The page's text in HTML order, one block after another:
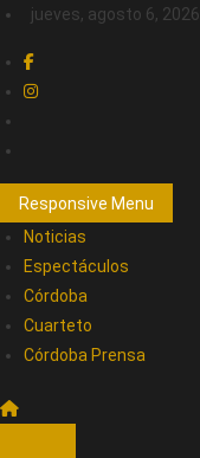
jueves, agosto 6, 2026
Responsive Menu
Noticias
Espectáculos
Córdoba
Cuarteto
Córdoba Prensa